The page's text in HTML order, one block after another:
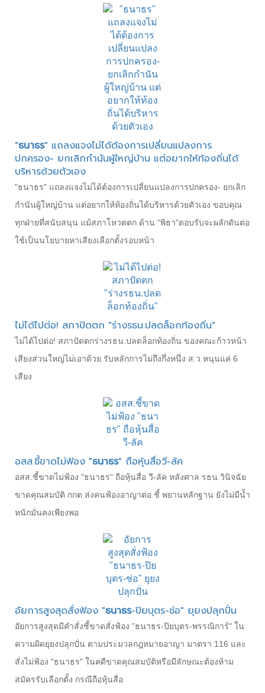
"ธนาธร" แถลงแจงไม่ได้ต้องการเปลี่ยนแปลงการ
ปกครอง- ยกเลิกกำนันผู้ใหญ่บ้าน แต่อยากให้ท้องถิ่นได้
บริหารด้วยตัวเอง
"ธนาธร" แถลงแจงไม่ได้ต้องการเปลี่ยนแปลงการปกครอง- ยกเลิก
กำนันผู้ใหญ่บ้าน แต่อยากให้ท้องถิ่นได้บริหารด้วยตัวเอง ขอบคุณ
ทุกฝ่ายที่สนับสนุน แม้สภาโหวตตก ด้าน "พิธา"ตอบรับจะผลักดันต่อ
ใช้เป็นนโยบายหาเสียงเลือกตั้งรอบหน้า
ไม่ได้ไปต่อ! สภาปัดตก "ร่างรธน.ปลดล็อกท้องถิ่น"
ไม่ได้ไปต่อ! สภาปัดตกร่างรธน.ปลดล็อกท้องถิ่น ของคณะก้าวหน้า
เสียงส่วนใหญ่ไม่เอาด้วย รับหลักการไม่ถึงกึ่งหนึ่ง ส.ว.หนุนแค่ 6
เสียง
อสส.ชี้ขาดไม่ฟ้อง "ธนาธร" ถือหุ้นสื่อวี-ลัค
อสส.ชี้ขาดไม่ฟ้อง "ธนาธร" ถือหุ้นสื่อ วี-ลัค หลังศาล รธน.วินิจฉัย
ขาดคุณสมบัติ กกต.ส่งคนฟ้องอาญาต่อ ชี้ พยานหลักฐาน ยังไม่มีน้ำ
หนักมั่นคงเพียงพอ
อัยการสูงสุดสั่งฟ้อง "ธนาธร-ปิยบุตร-ช่อ" ยุยงปลุกปั่น
อัยการสูงสุดมีคำสั่งชี้ขาดสั่งฟ้อง "ธนาธร-ปิยบุตร-พรรณิการ์" ใน
ความผิดยุยงปลุกปั่น ตามประมวลกฎหมายอาญา มาตรา 116 และ
สั่งไม่ฟ้อง "ธนาธร" ในคดีขาดคุณสมบัติหรือมีลักษณะต้องห้าม
สมัครรับเลือกตั้ง กรณีถือหุ้นสื่อ